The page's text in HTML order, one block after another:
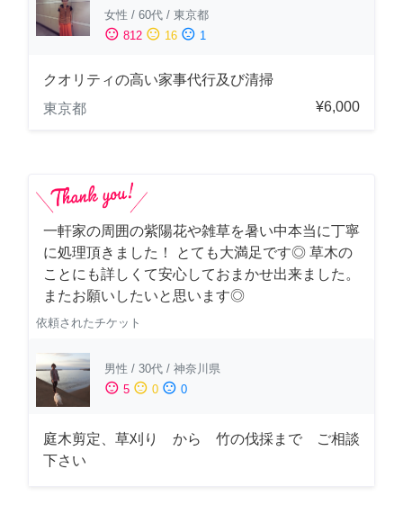
女性 / 60代 / 東京都
sentiment_satisfied 812 sentiment_neutral 16 sentiment_dissatisfied 1
クオリティの高い家事代行及び清掃
東京都
¥6,000
一軒家の周囲の紫陽花や雑草を暑い中本当に丁寧
に処理頂きました！ とても大満足です◎ 草木の
ことにも詳しくて安心しておまかせ出来ました。
またお願いしたいと思います◎
依頼されたチケット
男性 / 30代 / 神奈川県
sentiment_satisfied 5 sentiment_neutral 0 sentiment_dissatisfied 0
庭木剪定、草刈り から 竹の伐採まで ご相談
下さい